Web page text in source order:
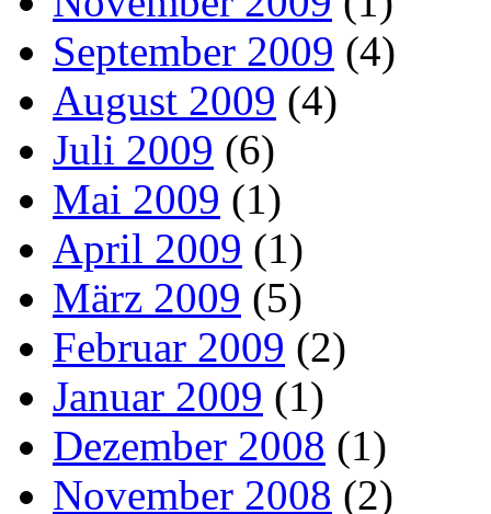
September 2009 (4)
August 2009 (4)
Juli 2009 (6)
Mai 2009 (1)
April 2009 (1)
März 2009 (5)
Februar 2009 (2)
Januar 2009 (1)
Dezember 2008 (1)
November 2008 (2)